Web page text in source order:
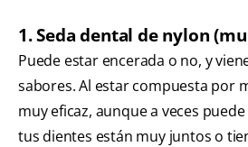
1. Seda dental de nylon
Puede estar encerada o no, y
sabores. Al estar compuesta por
muy eficaz, aunque a veces
tus dientes están muy juntos o